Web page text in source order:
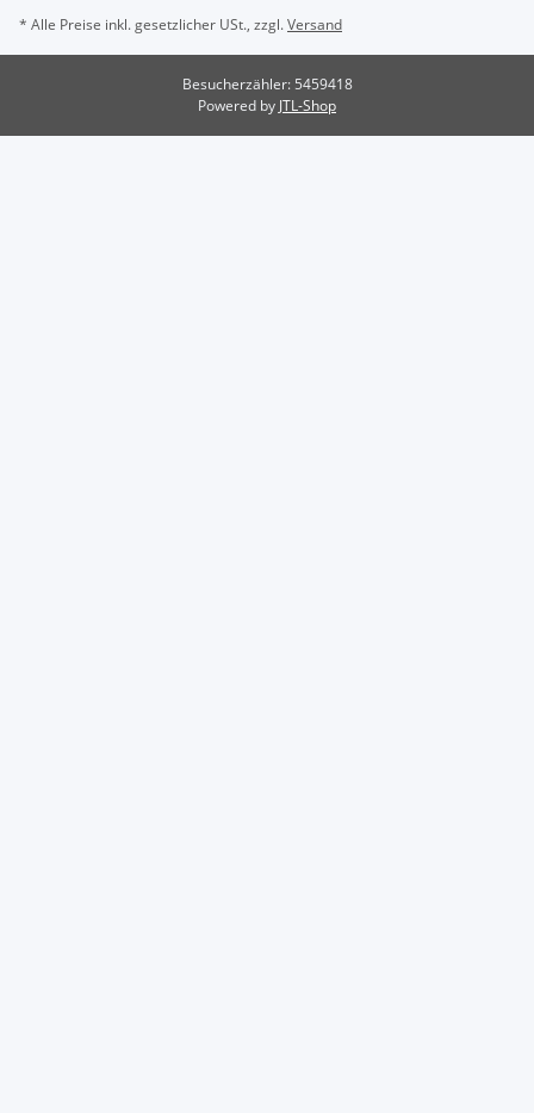
* Alle Preise inkl. gesetzlicher USt., zzgl.Versand
Besucherzähler: 5459418
Powered by JTL-Shop